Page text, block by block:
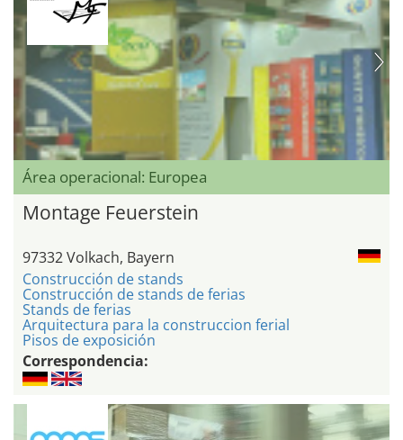
Área operacional: Europea
Montage Feuerstein
97332 Volkach, Bayern
Construcción de stands
Construcción de stands de ferias
Stands de ferias
Arquitectura para la construccion ferial
Pisos de exposición
Correspondencia: